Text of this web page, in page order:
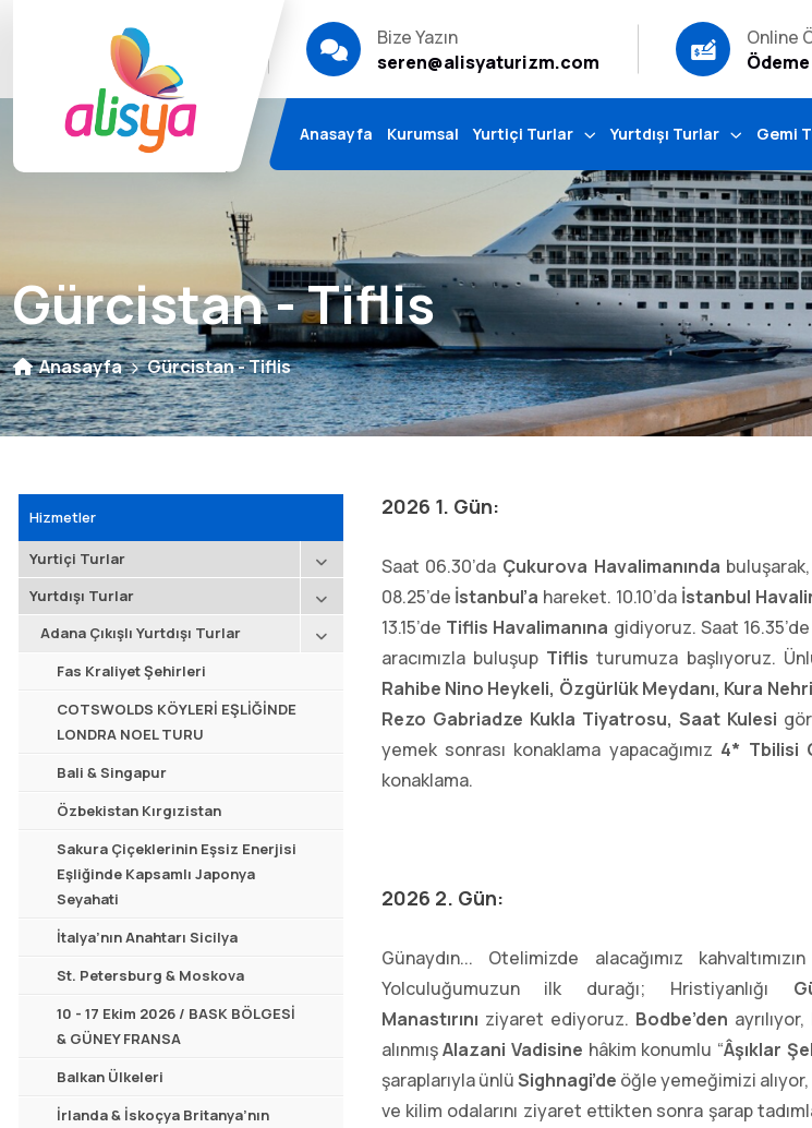
Bize Sorun
Sıkça Sorulanlar
Bize Yazın
seren@alisyaturizm.com
Online
Ödeme
Anasayfa Kurumsal Yurtiçi Turlar Yurtdışı Turlar Gemi
Gürcistan - Tiflis
Anasayfa Gürcistan - Tiflis
Hizmetler
Yurtiçi Turlar
Yurtdışı Turlar
Adana Çıkışlı Yurtdışı Turlar
Fas Kraliyet Şehirleri
COTSWOLDS KÖYLERİ EŞLİĞİNDE
LONDRA NOEL TURU
Bali & Singapur
Özbekistan Kırgızistan
Sakura Çiçeklerinin Eşsiz Enerjisi
Eşliğinde Kapsamlı Japonya
Seyahati
İtalya’nın Anahtarı Sicilya
St. Petersburg & Moskova
10 - 17 Ekim 2026 / BASK BÖLGESİ
& GÜNEY FRANSA
Balkan Ülkeleri
İrlanda & İskoçya Britanya’nın
2026 1. Gün:
Saat 06.30’da Çukurova Havalimanında
08.25’de İstanbul’a hareket. 10.10’da İstanbul
13.15’de Tiflis Havalimanına gidiyoruz. Saat
aracımızla buluşup Tiflis turumuza başlıyoruz.
Rahibe Nino Heykeli, Özgürlük Meydanı, Kura
Rezo Gabriadze Kukla Tiyatrosu, Saat Kulesi
yemek sonrası konaklama yapacağımız 4* Tbilisi
konaklama.
2026 2. Gün:
Günaydın... Otelimizde alacağımız
Yolculuğumuzun ilk durağı; Hristiyanlığı
Manastırını ziyaret ediyoruz. Bodbe’den ayrılıyor,
alınmışAlazani Vadisine hâkim konumlu “Âşıklar
şaraplarıyla ünlüSighnagi’de öğle yemeğimizi alıyor,
ve kilim odalarını ziyaret ettikten sonra şarap